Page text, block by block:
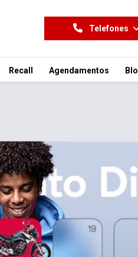
Telefones
Recall Agendamentos